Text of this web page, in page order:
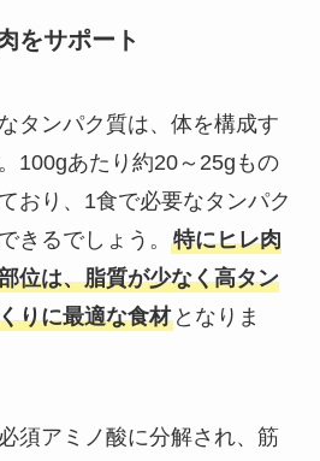
をサポート
タンパク質は、体を構成す
100gあたり約20～25gもの
おり、1食で必要なタンパク
きるでしょう。 特にヒレ肉
位は、脂質が少なく高タン
りに最適な食材となりま
須アミノ酸に分解され、筋